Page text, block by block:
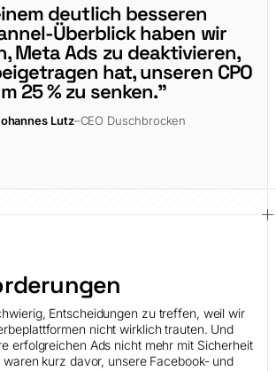
deutlich besseren
Überblick haben wir
Meta Ads zu deaktivieren,
hat, unseren CPO
25 % zu senken.”
Lutz–CEO Duschbrocken
Entscheidungen zu treffen, weil wir
nicht wirklich trauten. Und
erfolgreichen Ads nicht mehr mit Sicherheit
kurz davor, unsere Facebook- und